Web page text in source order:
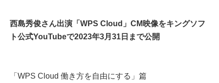
西島秀俊さん出演「WPS Cloud」CM映像をキングソフ
ト公式YouTubeで2023年3月31日まで公開
「WPS Cloud 働き方を自由にする」篇